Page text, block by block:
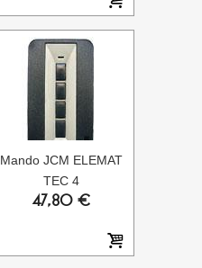
Mando JCM ELEMAT
TEC 4
47,80 €